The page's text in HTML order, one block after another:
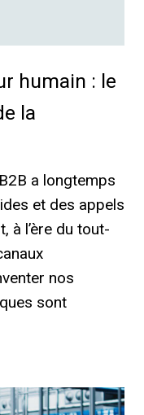
humain : le
la
a longtemps
et des appels
à l’ère du tout-
nos
sont